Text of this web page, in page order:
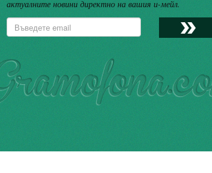
актуалните новини директно на вашия и-мейл.